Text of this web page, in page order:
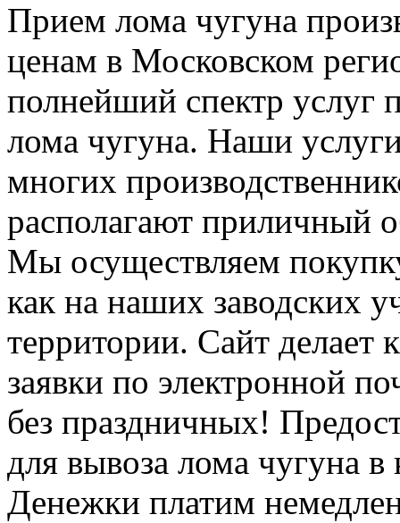
Прием лома чугуна
ценам в Московском
полнейший спектр услуг
лома чугуна. Наши
многих
располагают приличный
Мы осуществляем
как на наших заводских
территории. Сайт делает
заявки по электронной
без праздничных!
для вывоза лома чугуна
Денежки платим